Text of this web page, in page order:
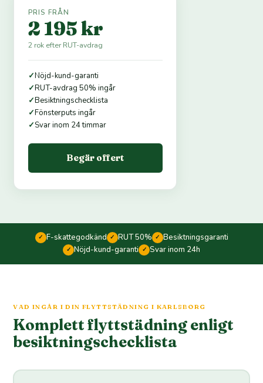
PRIS FRÅN
2 195 kr
2 rok efter RUT-avdrag
✓Nöjd-kund-garanti
✓RUT-avdrag 50% ingår
✓Besiktningschecklista
✓Fönsterputs ingår
✓Svar inom 24 timmar
Begär offert
✓ F-skattegodkänd ✓ RUT 50% ✓ Besiktningsgaranti
✓ Nöjd-kund-garanti ✓ Svar inom 24h
VAD INGÅR I DIN FLYTTSTÄDNING I KARLSBORG
Komplett flyttstädning enligt
besiktningschecklista